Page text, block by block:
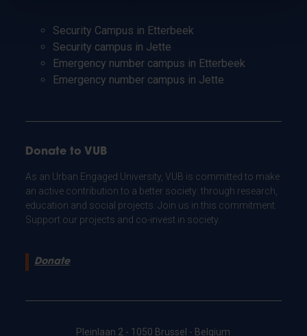
Security Campus in Etterbeek
Security campus in Jette
Emergency number campus in Etterbeek
Emergency number campus in Jette
Donate to VUB
As an Urban Engaged University, VUB is committed to make
an active contribution to a better society: through research,
education and social projects. Join us in this commitment.
Support our projects and co-invest in society.
Donate
Pleinlaan 2 - 1050 Brussel - Belgium